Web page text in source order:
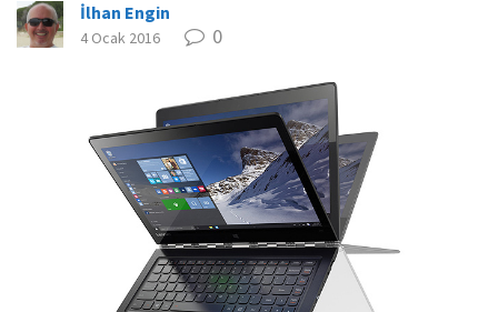
İlhan Engin
4 Ocak 2016 0